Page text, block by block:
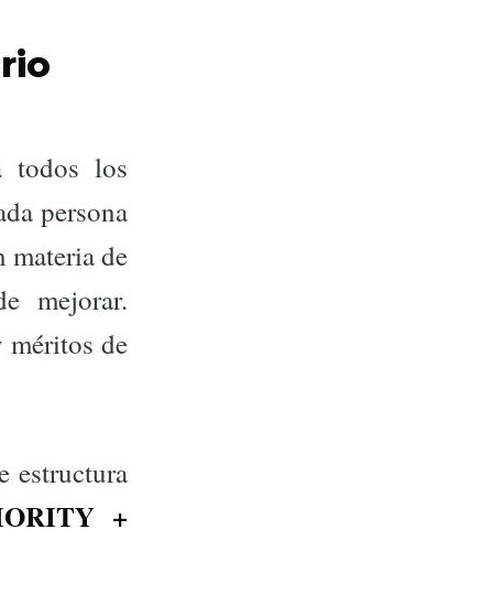
todos los
persona
materia de
mejorar.
méritos de
estructura
+